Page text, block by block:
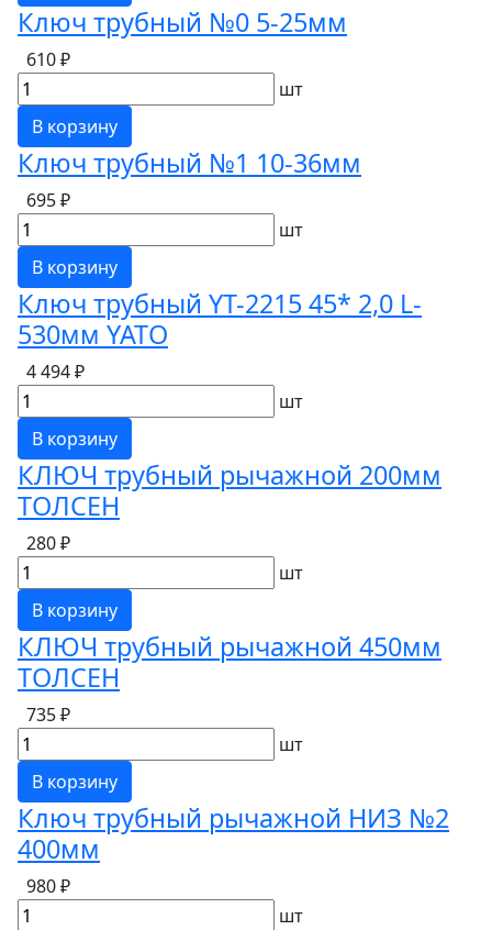
Ключ трубный №0 5-25мм
610 ₽
шт
В корзину
Ключ трубный №1 10-36мм
695 ₽
шт
В корзину
Ключ трубный YT-2215 45* 2,0 L-
530мм YATO
4 494 ₽
шт
В корзину
КЛЮЧ трубный рычажной 200мм
ТОЛСЕН
280 ₽
шт
В корзину
КЛЮЧ трубный рычажной 450мм
ТОЛСЕН
735 ₽
шт
В корзину
Ключ трубный рычажной НИЗ №2
400мм
980 ₽
шт